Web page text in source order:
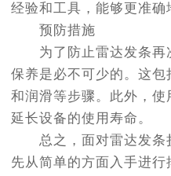
经验和工具，能够更准确
预防措施
为了防止雷达发条再
保养是必不可少的。这
和润滑等步骤。此外，
延长设备的使用寿命。
总之，面对雷达发条
先从简单的方面入手进